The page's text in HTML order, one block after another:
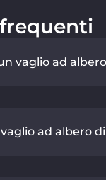
vaglio ad
ad albero